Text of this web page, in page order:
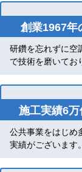
創業1967年
研鑽を忘れずに空
で技術を磨いてお
施工実績6
公共事業をはじめ
実績がございます。